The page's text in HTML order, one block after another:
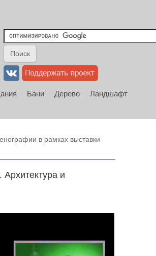
Бани Дерево
Ландшафт
в рамках выставки
и